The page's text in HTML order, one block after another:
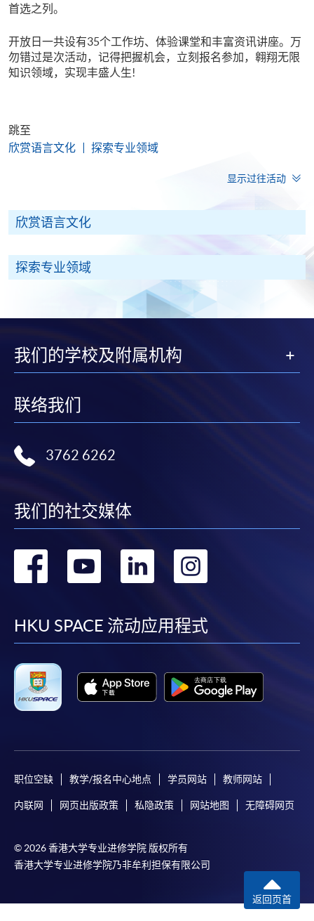
首选之列。
开放日一共设有35个工作坊、体验课堂和丰富资讯讲座。万
勿错过是次活动，记得把握机会，立刻报名参加，翱翔无限
知识领域，实现丰盛人生!
跳至
欣赏语言文化
探索专业领域
显示过往活动
欣赏语言文化
探索专业领域
我们的学校及附属机构
联络我们
3762 6262
我们的社交媒体
转
facebook
转
youtube
转
linkedin
转
HKU SPACE 流动应用程式
职位空缺 教学/报名中心地点 学员网站 教师网站
内联网 网页出版政策 私隐政策 网站地图 无障碍网页
© 2026 香港大学专业进修学院 版权所有
香港大学专业进修学院乃非牟利担保有限公司
返回页首